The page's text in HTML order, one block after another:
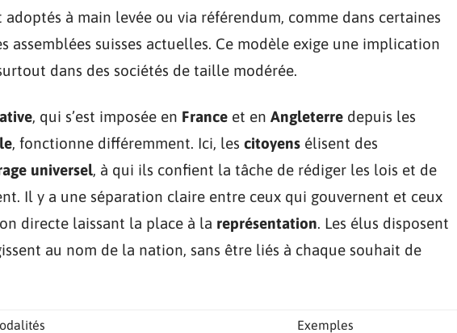
à main levée ou via référendum, comme dans certaines
assemblées suisses actuelles. Ce modèle exige une implication
dans des sociétés de taille modérée.
, qui s’est imposée en France et en Angleterre depuis les
, fonctionne différemment. Ici, les citoyens élisent des
universel, à qui ils confient la tâche de rédiger les lois et de
Il y a une séparation claire entre ceux qui gouvernent et ceux
directe laissant la place à la représentation. Les élus disposent
au nom de la nation, sans être liés à chaque souhait de
Exemples